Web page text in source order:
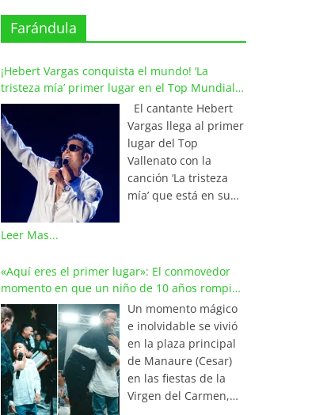
Farándula
¡Hebert Vargas conquista el mundo! ‘La
tristeza mía’ primer lugar en el Top Mundial
del Vallenato
El cantante Hebert
Vargas llega al primer
lugar del Top
Vallenato con la
canción ‘La tristeza
mía’ que está en su
de los listados
musicales en
Colombia y países de
América y Europa.
Esta emotiva
composición del
maestro Wilfran
Castillo se posicionó
en el primer lugar de
Leer Mas...
«Aquí eres el primer lugar»: El conmovedor
momento en que un niño de 10 años rompió
en llanto al cantar con Iván Villazón
Un momento mágico
e inolvidable se vivió
en la plaza principal
de Manaure (Cesar)
en las fiestas de la
Virgen del Carmen,